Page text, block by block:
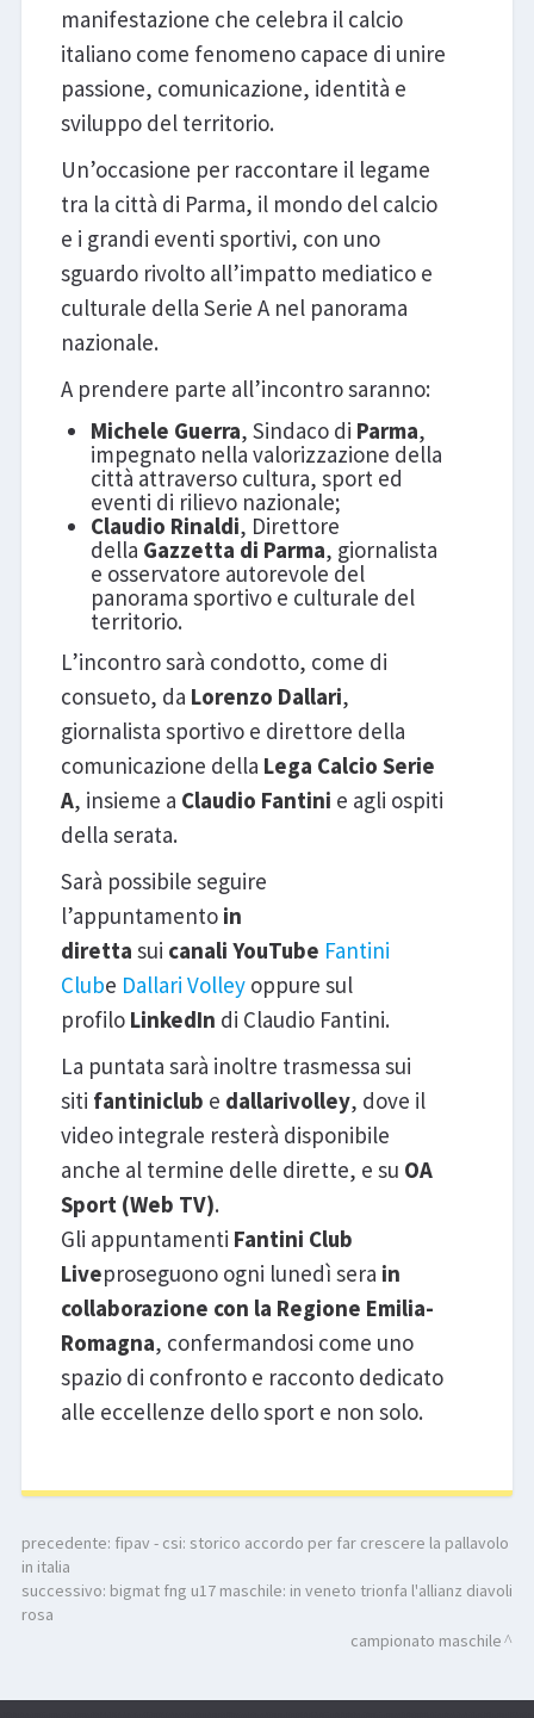
manifestazione che celebra il calcio
italiano come fenomeno capace di unire
passione, comunicazione, identità e
sviluppo del territorio.
Un’occasione per raccontare il legame
tra la città di Parma, il mondo del calcio
e i grandi eventi sportivi, con uno
sguardo rivolto all’impatto mediatico e
culturale della Serie A nel panorama
nazionale.
A prendere parte all’incontro saranno:
Michele Guerra, Sindaco di Parma,
impegnato nella valorizzazione della
città attraverso cultura, sport ed
eventi di rilievo nazionale;
Claudio Rinaldi, Direttore
della Gazzetta di Parma, giornalista
e osservatore autorevole del
panorama sportivo e culturale del
territorio.
L’incontro sarà condotto, come di
consueto, da Lorenzo Dallari,
giornalista sportivo e direttore della
comunicazione della Lega Calcio Serie
A, insieme a Claudio Fantini e agli ospiti
della serata.
Sarà possibile seguire
l’appuntamento in
diretta sui canali YouTube Fantini
Clube Dallari Volleyoppure sul
profilo LinkedIn di Claudio Fantini.
La puntata sarà inoltre trasmessa sui
siti fantiniclub e dallarivolley, dove il
video integrale resterà disponibile
anche al termine delle dirette, e su OA
Sport (Web TV).
Gli appuntamenti Fantini Club
Liveproseguono ogni lunedì sera in
collaborazione con la Regione Emilia-
Romagna, confermandosi come uno
spazio di confronto e racconto dedicato
alle eccellenze dello sport e non solo.
precedente: fipav - csi: storico accordo per far crescere la pallavolo
in italia
successivo: bigmat fng u17 maschile: in veneto trionfa l'allianz diavoli
rosa
campionato maschile